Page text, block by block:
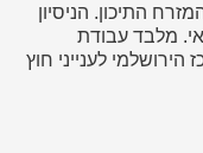
התיכון. הניסיון
מלבד עבודת
לענייני חוץ